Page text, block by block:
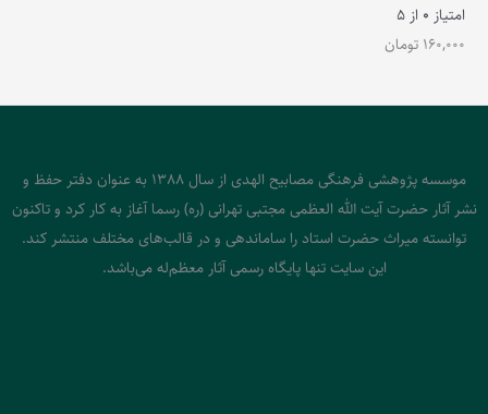
امتیاز 0 از 5
160,000 تومان
موسسه پژوهشی فرهنگی مصابیح الهدی از سال 1388 به عنوان دفتر حفظ و
نشر آثار حضرت آیت الله العظمی مجتبی تهرانی (ره) رسما آغاز به کار کرد و تاکنون
توانسته میراث حضرت استاد را ساماندهی و در قالب‌های مختلف منتشر کند.
این سایت تنها پایگاه رسمی آثار معظم‌له می‌باشد.